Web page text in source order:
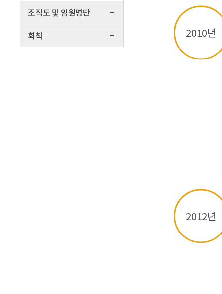
조직도 및 임원명단
회칙
2010년
2012년